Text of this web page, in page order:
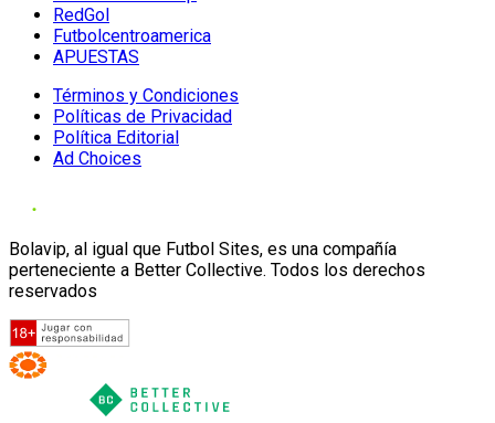
RedGol
Futbolcentroamerica
APUESTAS
Términos y Condiciones
Políticas de Privacidad
Política Editorial
Ad Choices
Bolavip, al igual que Futbol Sites, es una compañía
perteneciente a Better Collective. Todos los derechos
reservados